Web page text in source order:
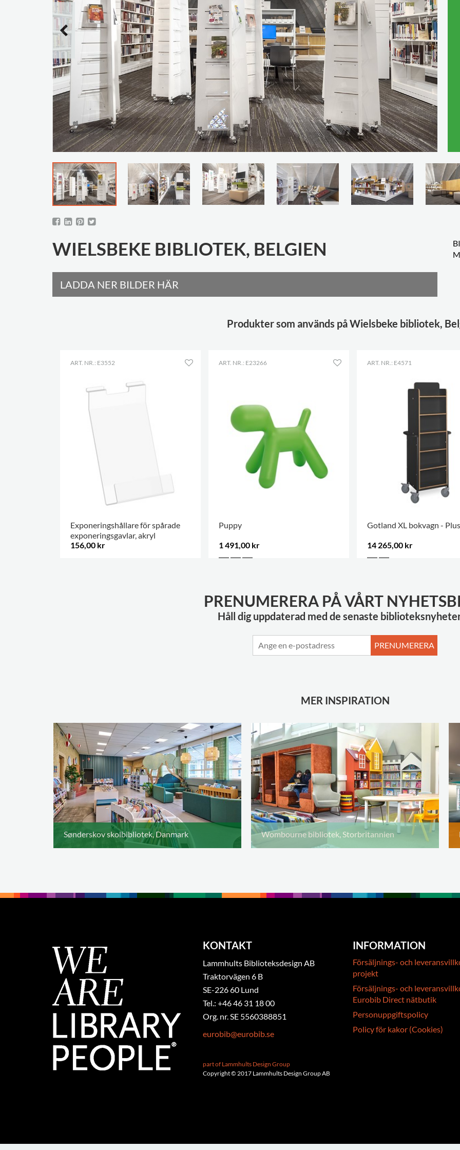
WIELSBEKE BIBLIOTEK, BELGIEN
LADDA NER BILDER HÄR
Produkter som används på Wielsbeke bibliotek,
ART. NR.: E3552
Exponeringshållare för spårade
exponeringsgavlar, akryl
156,00 kr
ART. NR.: E23266
Puppy
1 491,00 kr
ART. NR.: E4571
Gotland XL bokvagn -
14 265,00 kr
PRENUMERERA PÅ VÅRT
Håll dig uppdaterad med de senaste
PRENUMERERA
MER INSPIRATION
Sønderskov skolbibliotek, Danmark Wombourne bibliotek, Storbritannien
KONTAKT
Lammhults Biblioteksdesign AB
Traktorvägen 6 B
SE-226 60 Lund
Tel.: +46 46 31 18 00
Org. nr. SE 5560388851
eurobib@eurobib.se
part of Lammhults Design Group
Copyright © 2017 Lammhults Design Group AB
INFORMATION
Försäljnings- och
projekt
Försäljnings- och
Eurobib Direct nätbutik
Personuppgiftspolicy
Policy för kakor (Cookies)